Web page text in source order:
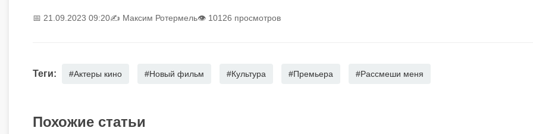
📅 21.09.2023 09:20✍️ Максим Ротермель👁 10126 просмотров
Теги: #Актеры кино #Новый фильм #Культура #Премьера #Рассмеши меня
Похожие статьи